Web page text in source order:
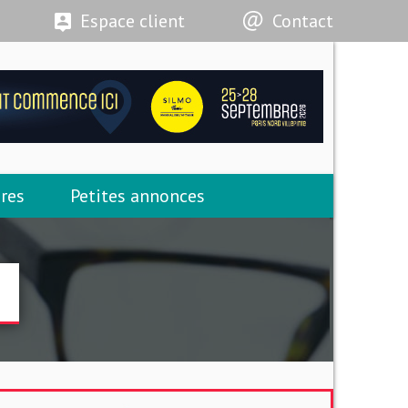
Espace client Contact
Petites annonces